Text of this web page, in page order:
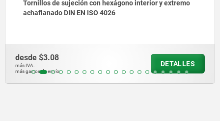
Tornillos de sujeción con hexágono interior y extremo
achaflanado DIN EN ISO 4026
desde $3.08
más IVA.
más gastos de envío
DETALLES